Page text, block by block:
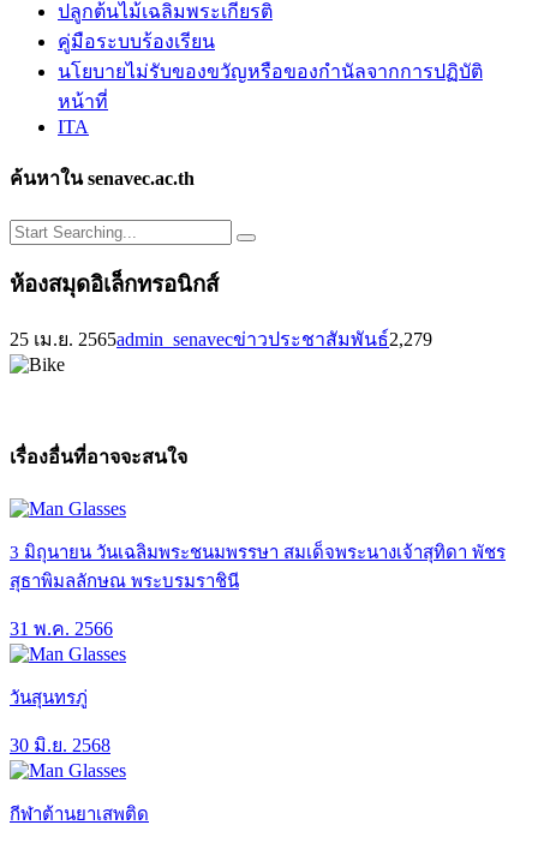
ปลูกต้นไม้เฉลิมพระเกียรติ
คู่มือระบบร้องเรียน
นโยบายไม่รับของขวัญหรือของกำนัลจากการปฏิบัติ
หน้าที่
ITA
ค้นหาใน senavec.ac.th
ห้องสมุดอิเล็กทรอนิกส์
25 เม.ย. 2565admin_senavecข่าวประชาสัมพันธ์2,279
เรื่องอื่นที่อาจจะสนใจ
3 มิถุนายน วันเฉลิมพระชนมพรรษา สมเด็จพระนางเจ้าสุทิดา พัชร
สุธาพิมลลักษณ พระบรมราชินี
31 พ.ค. 2566
วันสุนทรภู่
30 มิ.ย. 2568
กีฬาต้านยาเสพติด